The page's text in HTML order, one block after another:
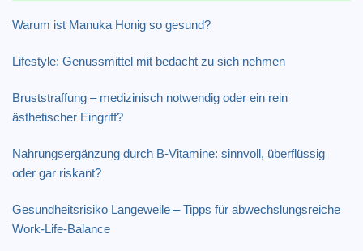
Warum ist Manuka Honig so gesund?
Lifestyle: Genussmittel mit bedacht zu sich nehmen
Bruststraffung – medizinisch notwendig oder ein rein
ästhetischer Eingriff?
Nahrungsergänzung durch B-Vitamine: sinnvoll, überflüssig
oder gar riskant?
Gesundheitsrisiko Langeweile – Tipps für abwechslungsreiche
Work-Life-Balance